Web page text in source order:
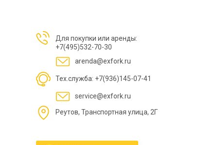
Для покупки или аренды:
+7(495)532-70-30
service@exfork.ru
arenda@exfork.ru
Реутов, Транспортная улица, 2Г
Тех.служба: +7(936)145-07-41